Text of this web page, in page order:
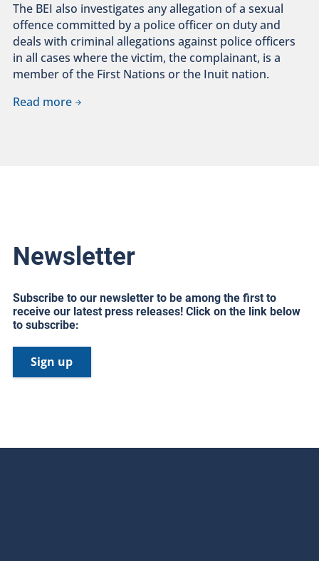
The BEI also investigates any allegation of a sexual
offence committed by a police officer on duty and
deals with criminal allegations against police officers
in all cases where the victim, the complainant, is a
member of the First Nations or the Inuit nation.
Read more
Newsletter
Subscribe to our newsletter to be among the first to
receive our latest press releases! Click on the link below
to subscribe:
Sign up